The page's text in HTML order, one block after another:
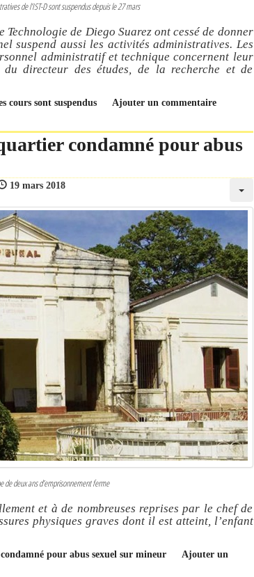
de l’IST-D sont suspendus depuis le 27 mars
de Diego Suarez ont cessé de donner
suspend aussi les activités administratives. Les
administratif et technique concernent leur
directeur des études, de la recherche et de
cours sont suspendus Ajouter un commentaire
condamné pour abus
19 mars 2018
de deux ans d’emprisonnement ferme
et à de nombreuses reprises par le chef de
physiques graves dont il est atteint, l’enfant
pour abus sexuel sur mineur
Ajouter un